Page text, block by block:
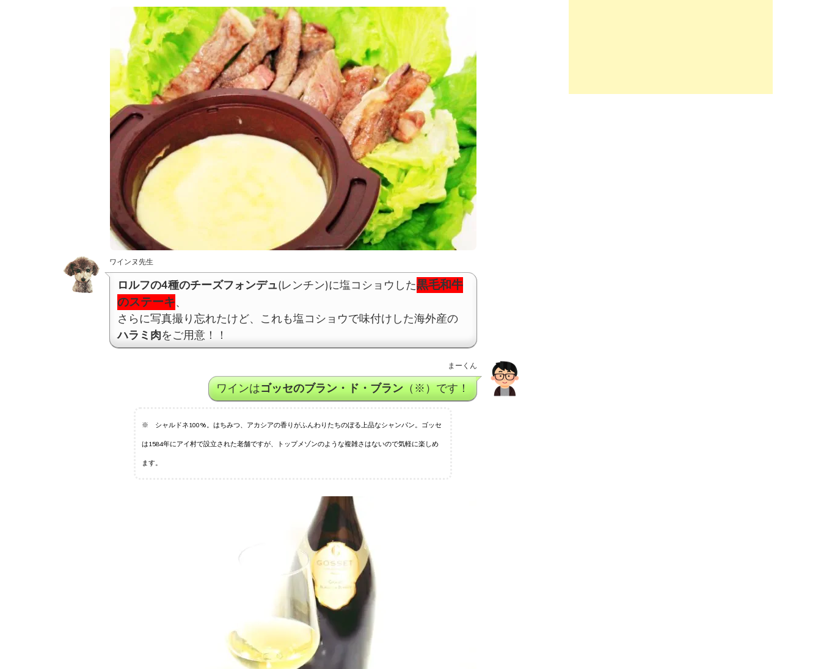
ワインヌ先生
ロルフの4種のチーズフォンデュ(レンチン)に塩コショウした黒毛和牛
のステーキ、
さらに写真撮り忘れたけど、これも塩コショウで味付けした海外産の
ハラミ肉をご用意！！
まーくん
ワインはゴッセのブラン・ド・ブラン（※）です！
※ シャルドネ100%。はちみつ、アカシアの香りがふんわりたちのぼる上品なシャンパン。ゴッセ
は1584年にアイ村で設立された老舗ですが、トップメゾンのような複雑さはないので気軽に楽しめ
ます。